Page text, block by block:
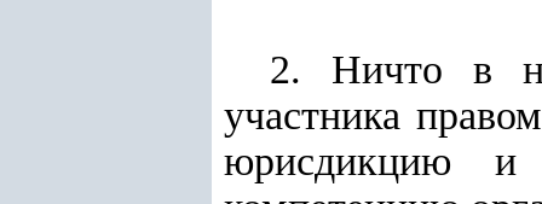
2. Ничто в
участника
юрисдикцию и